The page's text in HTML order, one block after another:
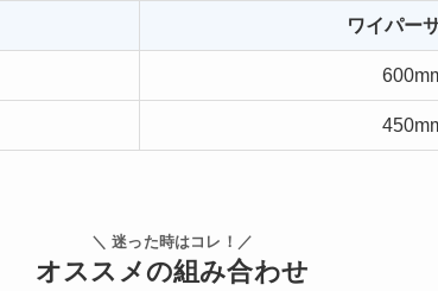
ワイパー
＼ 迷った時はコレ！／
オススメの組み合わせ